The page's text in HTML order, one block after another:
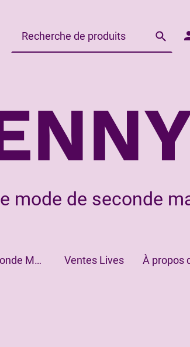
mode de seconde
Pourquoi la seconde Main? Ventes Lives À propos